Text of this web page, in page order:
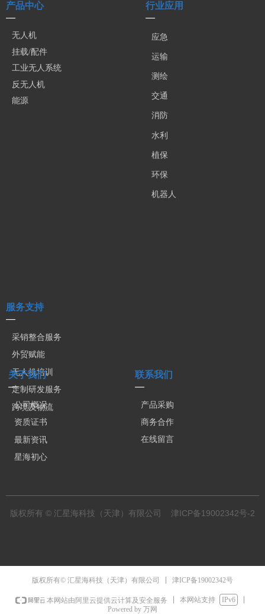
产品中心
—
无人机
挂载/配件
工业无人系统
反无人机
能源
行业应用
—
应急
运输
测绘
交通
消防
水利
植保
环保
机器人
服务支持
—
采销整合服务
外贸赋能
无人机培训
定制研发服务
跨境及物流
版权所有 © 汇星海科技（天津）有限公司 津ICP备19002342号-2
关于我们
—
公司概况
资质证书
最新资讯
星海初心
联系我们
—
产品采购
商务合作
在线留言
版权所有© 汇星海科技（天津）有限公司 津ICP备19002342号
本网站由阿里云提供云计算及安全服务 本网站支持
IPv6
Powered by 万网